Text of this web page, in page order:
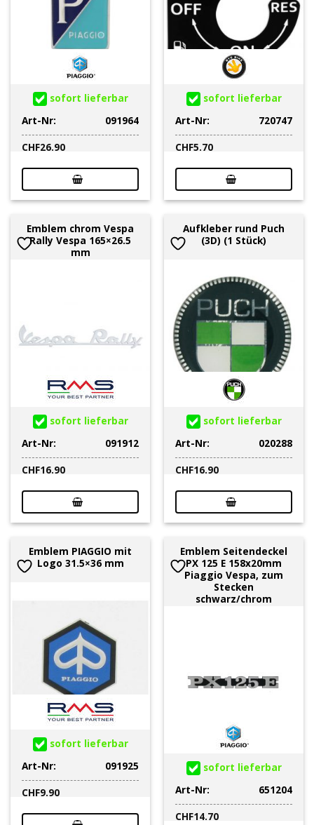
sofort lieferbar
Art-Nr:
091964
CHF26.90
sofort lieferbar
Art-Nr:
720747
CHF5.70
Emblem chrom Vespa
Rally Vespa 165×26.5
mm
sofort lieferbar
Art-Nr:
091912
CHF16.90
Aufkleber rund Puch
(3D) (1 Stück)
sofort lieferbar
Art-Nr:
020288
CHF16.90
Emblem PIAGGIO mit
Logo 31.5×36 mm
sofort lieferbar
Art-Nr:
091925
CHF9.90
Emblem Seitendeckel
PX 125 E 158x20mm
Piaggio Vespa, zum
Stecken
schwarz/chrom
sofort lieferbar
Art-Nr:
651204
CHF14.70